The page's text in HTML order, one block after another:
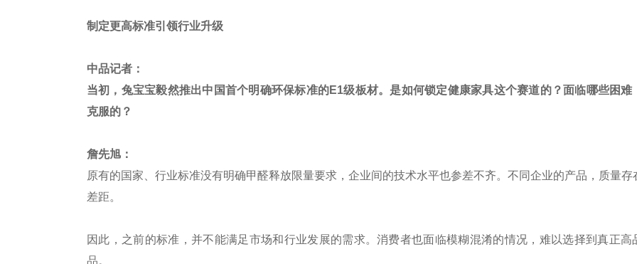
制定更高标准引领行业升级
中品记者：
当初，兔宝宝毅然推出中国首个明确环保标准的E1级板材。是如何锁定健康家具这个赛道的？面临哪些困难
克服的？
詹先旭：
原有的国家、行业标准没有明确甲醛释放限量要求，企业间的技术水平也参差不齐。不同企业的产品，质量存
差距。
因此，之前的标准，并不能满足市场和行业发展的需求。消费者也面临模糊混淆的情况，难以选择到真正高
品。